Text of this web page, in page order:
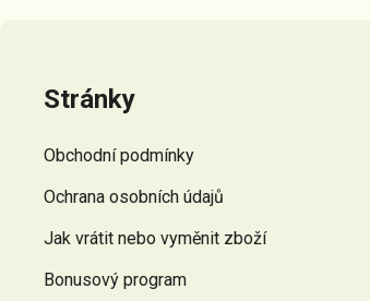
Stránky
Obchodní podmínky
Ochrana osobních údajů
Jak vrátit nebo vyměnit zboží
Bonusový program